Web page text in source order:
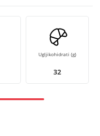
Ugljikohidrati (g)
32